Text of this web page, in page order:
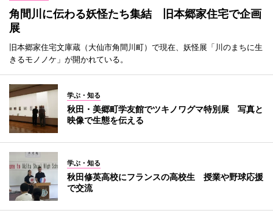
角間川に伝わる妖怪たち集結 旧本郷家住宅で企画
展
旧本郷家住宅文庫蔵（大仙市角間川町）で現在、妖怪展「川のまちに生
きるモノノケ」が開かれている。
学ぶ・知る
秋田・美郷町学友館でツキノワグマ特別展 写真と
映像で生態を伝える
学ぶ・知る
秋田修英高校にフランスの高校生 授業や野球応援
で交流